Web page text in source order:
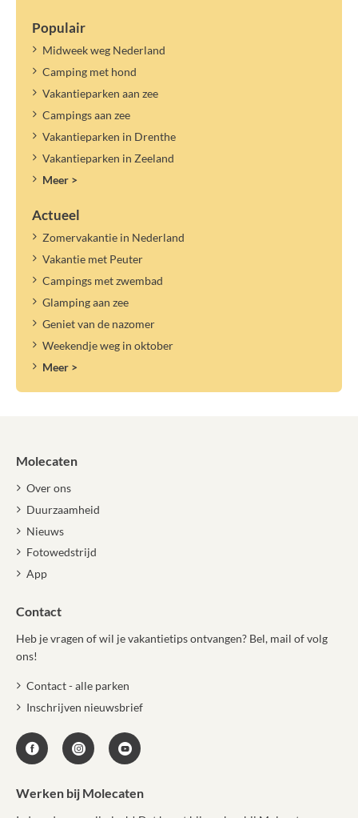
Populair
Midweek weg Nederland
Camping met hond
Vakantieparken aan zee
Campings aan zee
Vakantieparken in Drenthe
Vakantieparken in Zeeland
Meer >
Actueel
Zomervakantie in Nederland
Vakantie met Peuter
Campings met zwembad
Glamping aan zee
Geniet van de nazomer
Weekendje weg in oktober
Meer >
Molecaten
Over ons
Duurzaamheid
Nieuws
Fotowedstrijd
App
Contact
Heb je vragen of wil je vakantietips ontvangen? Bel, mail of volg
ons!
Contact - alle parken
Inschrijven nieuwsbrief
Werken bij Molecaten